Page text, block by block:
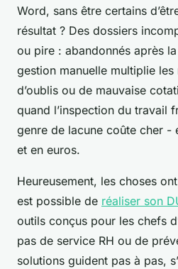
Word, sans être certains
résultat ? Des dossiers
ou pire : abandonnés après
gestion manuelle multiplie les
d’oublis ou de mauvaise
quand l’inspection du travail
genre de lacune coûte cher -
et en euros.
Heureusement, les choses
est possible de réaliser son
outils conçus pour les chefs
pas de service RH ou de
solutions guident pas à pas,